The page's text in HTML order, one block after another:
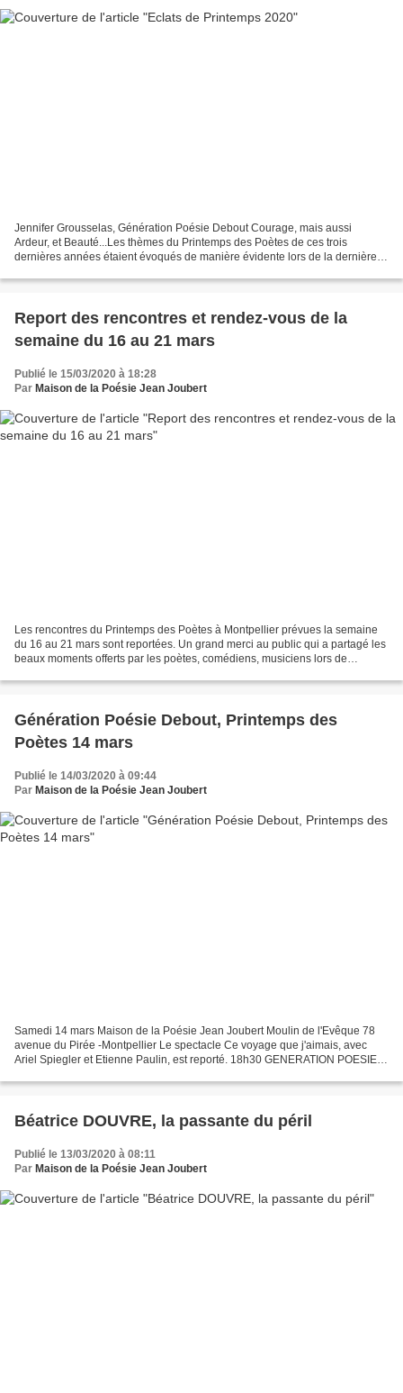
Jennifer Grousselas, Génération Poésie Debout Courage, mais aussi
Ardeur, et Beauté...Les thèmes du Printemps des Poètes de ces trois
dernières années étaient évoqués de manière évidente lors de la dernière
Report des rencontres et rendez-vous de la
semaine du 16 au 21 mars
Publié le 15/03/2020 à 18:28
Par Maison de la Poésie Jean Joubert
Les rencontres du Printemps des Poètes à Montpellier prévues la semaine
du 16 au 21 mars sont reportées. Un grand merci au public qui a partagé les
beaux moments offerts par les poètes, comédiens, musiciens lors de
Génération Poésie Debout, Printemps des
Poètes 14 mars
Publié le 14/03/2020 à 09:44
Par Maison de la Poésie Jean Joubert
Samedi 14 mars Maison de la Poésie Jean Joubert Moulin de l'Evêque 78
avenue du Pirée -Montpellier Le spectacle Ce voyage que j'aimais, avec
Ariel Spiegler et Etienne Paulin, est reporté. 18h30 GENERATION POESIE
Béatrice DOUVRE, la passante du péril
Publié le 13/03/2020 à 08:11
Par Maison de la Poésie Jean Joubert